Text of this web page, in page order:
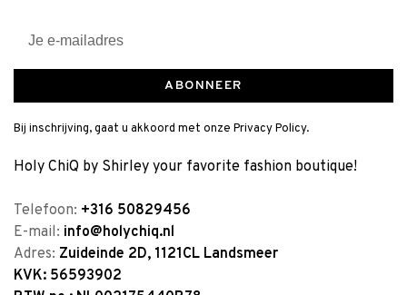
ABONNEER
Bij inschrijving, gaat u akkoord met onze Privacy Policy.
Holy ChiQ by Shirley your favorite fashion boutique!
Telefoon: +316 50829456
E-mail: info@holychiq.nl
Adres: Zuideinde 2D, 1121CL Landsmeer
KVK: 56593902